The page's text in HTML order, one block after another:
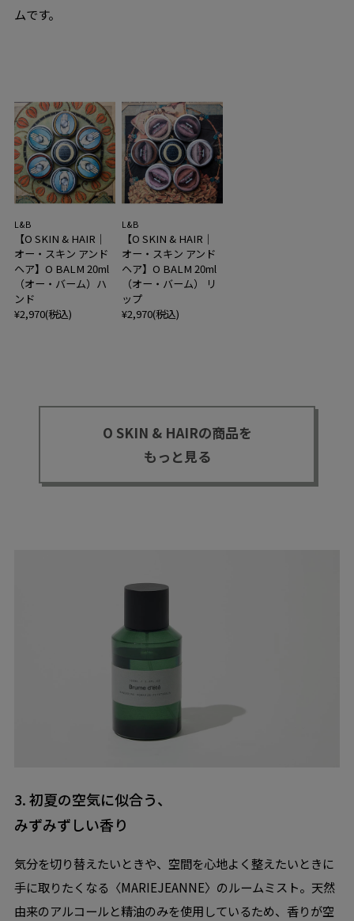
ムです。
L&B
【O SKIN & HAIR｜
オー・スキン アンド
ヘア】O BALM 20ml
（オー・バーム）ハ
ンド
¥2,970(税込)
L&B
【O SKIN & HAIR｜
オー・スキン アンド
ヘア】O BALM 20ml
（オー・バーム） リ
ップ
¥2,970(税込)
O SKIN & HAIRの商品を
もっと見る
3. 初夏の空気に似合う、
みずみずしい香り
気分を切り替えたいときや、空間を心地よく整えたいときに
手に取りたくなる〈MARIEJEANNE〉のルームミスト。天然
由来のアルコールと精油のみを使用しているため、香りが空